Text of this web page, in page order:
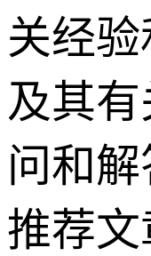
关经
及其
问和解
推荐文